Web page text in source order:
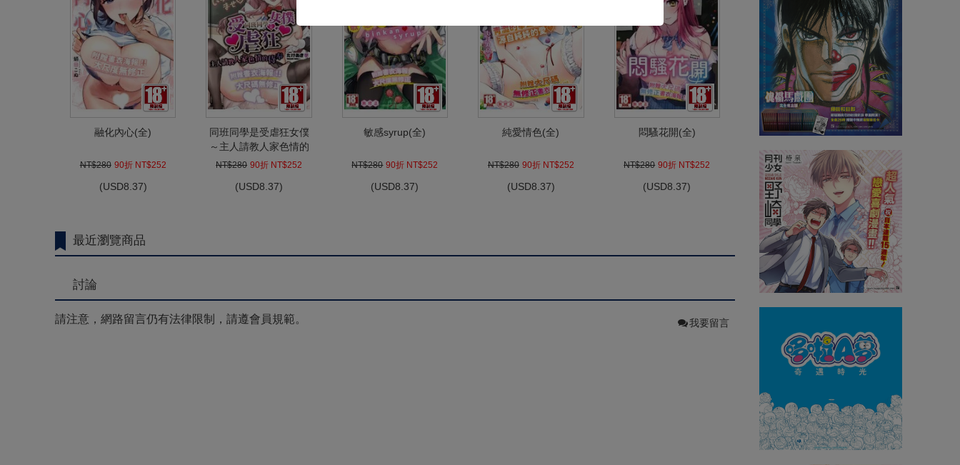
融化內心(全)
NT$280 90折 NT$252
(USD8.37)
同班同學是受虐狂女僕
～主人請教人家色情的
侍奉～(全)
NT$280 90折 NT$252
(USD8.37)
敏感syrup(全)
NT$280 90折 NT$252
(USD8.37)
純愛情色(全)
NT$280 90折 NT$252
(USD8.37)
悶騷花開(全)
NT$280 90折 NT$252
(USD8.37)
最近瀏覽商品
討論
請注意，網路留言仍有法律限制，請遵會員規範。 我要留言
愛哭鬼房東美紅瑠(全)
NT$140 90折 NT$126 (USD4.18)